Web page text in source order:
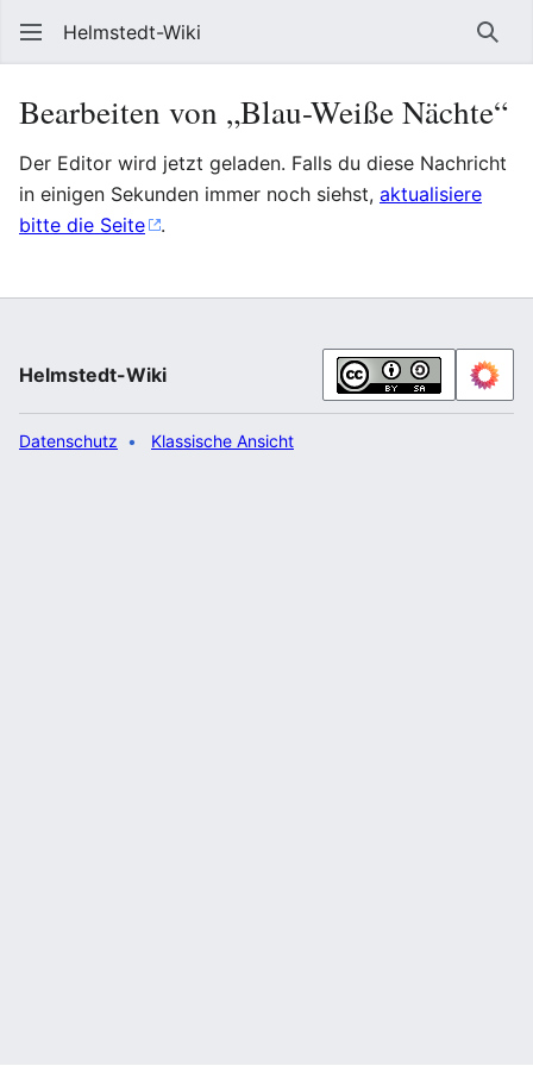
Helmstedt-Wiki
Bearbeiten von „Blau-Weiße Nächte“
Der Editor wird jetzt geladen. Falls du diese Nachricht
in einigen Sekunden immer noch siehst, aktualisiere
bitte die Seite
.
Helmstedt-Wiki
Datenschutz Klassische Ansicht